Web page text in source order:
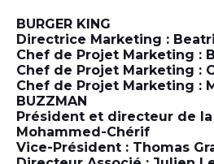
BURGER KING
Directrice Marketing :
Chef de Projet Marketing :
Chef de Projet Marketing :
Chef de Projet Marketing :
BUZZMAN
Président et directeur de
Mohammed-Chérif
Vice-Président : Thomas